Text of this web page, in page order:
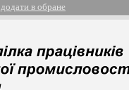
додати в обране